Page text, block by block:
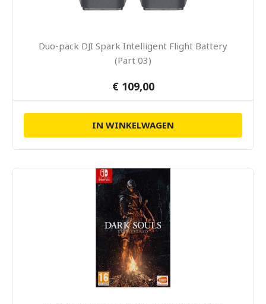
Duo-pack DJI Spark Intelligent Flight Battery
(Part 03)
€ 109,00
IN WINKELWAGEN